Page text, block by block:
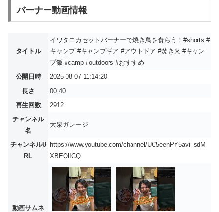
バーナー動画情報
タイトル
イワタニカセットバーナーで焼き鳥を食らう！#shorts #
キャンプ #キャンプギア #アウトドア #焚き火 #キャン
プ飯 #camp #outdoors #おすすめ
公開日時
2025-08-07 11:14:20
長さ
00:40
再生回数
2912
チャンネル
名
大泉ガレージ
チャンネルU
RL
https://www.youtube.com/channel/UC5eenPY5avi_sdM
XBEQlICQ
動画サムネ